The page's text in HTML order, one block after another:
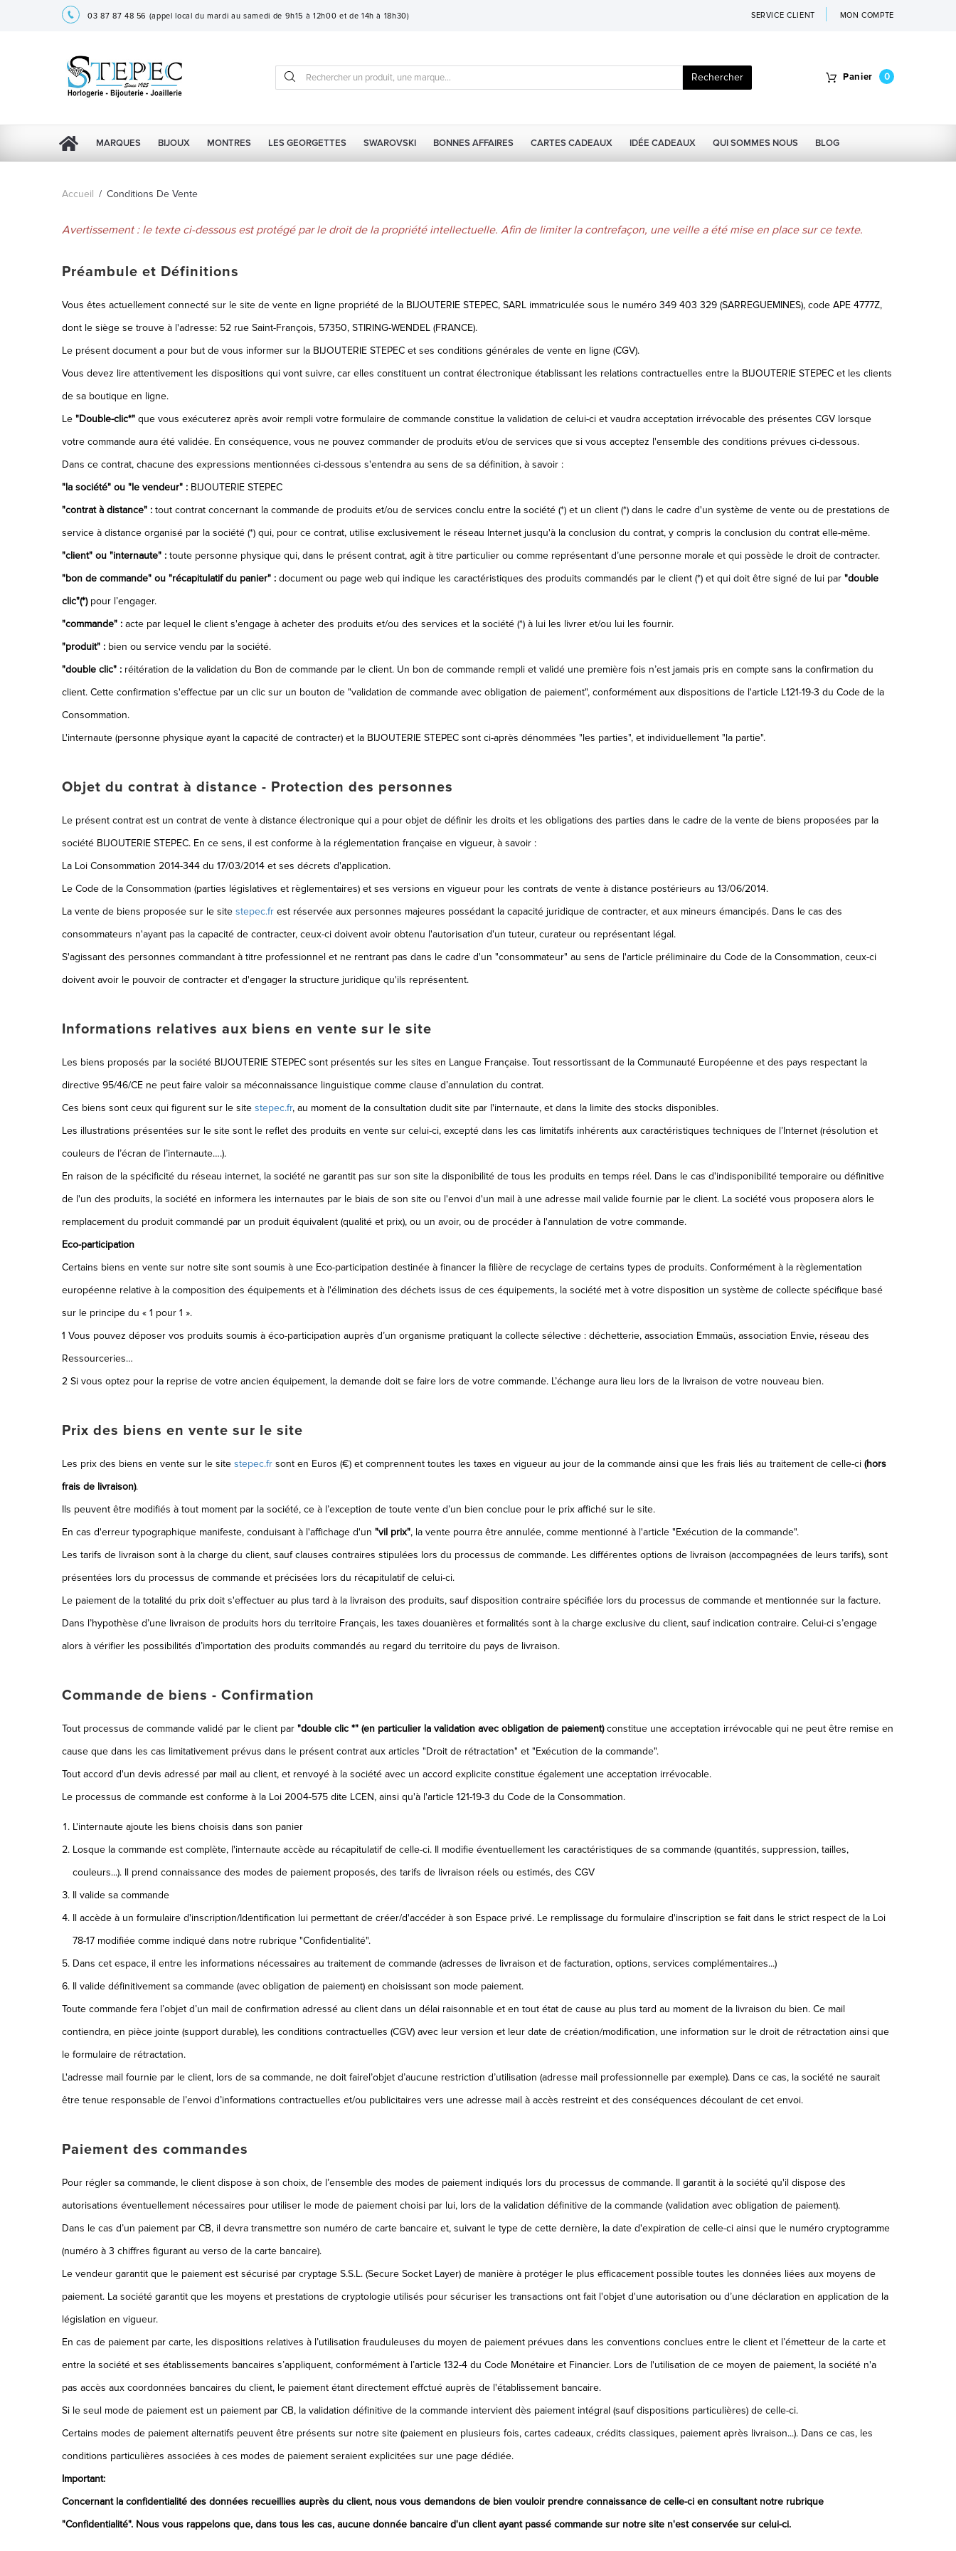
03 87 87 48 56 (appel local du mardi au samedi de 9h15 à 12h00 et de 14h à 18h30) SERVICE CLIENT MON COMPTE
Rechercher Panier 0
MARQUES BIJOUX MONTRES LES GEORGETTES SWAROVSKI BONNES AFFAIRES CARTES CADEAUX IDÉE CADEAUX QUI SOMMES NOUS BLOG
Accueil / Conditions De Vente
Avertissement : le texte ci-dessous est protégé par le droit de la propriété intellectuelle. Afin de limiter la contrefaçon, une veille a été mise en place sur ce texte.
Préambule et Définitions
Vous êtes actuellement connecté sur le site de vente en ligne propriété de la BIJOUTERIE STEPEC, SARL immatriculée sous le numéro 349 403 329 (SARREGUEMINES), code APE 4777Z,
dont le siège se trouve à l'adresse: 52 rue Saint-François, 57350, STIRING-WENDEL (FRANCE).
Le présent document a pour but de vous informer sur la BIJOUTERIE STEPEC et ses conditions générales de vente en ligne (CGV).
Vous devez lire attentivement les dispositions qui vont suivre, car elles constituent un contrat électronique établissant les relations contractuelles entre la BIJOUTERIE STEPEC et les clients
de sa boutique en ligne.
Le "Double-clic*" que vous exécuterez après avoir rempli votre formulaire de commande constitue la validation de celui-ci et vaudra acceptation irrévocable des présentes CGV lorsque
votre commande aura été validée. En conséquence, vous ne pouvez commander de produits et/ou de services que si vous acceptez l'ensemble des conditions prévues ci-dessous.
Dans ce contrat, chacune des expressions mentionnées ci-dessous s'entendra au sens de sa définition, à savoir :
"la société" ou "le vendeur" : BIJOUTERIE STEPEC
"contrat à distance" : tout contrat concernant la commande de produits et/ou de services conclu entre la société (*) et un client (*) dans le cadre d'un système de vente ou de prestations de
service à distance organisé par la société (*) qui, pour ce contrat, utilise exclusivement le réseau Internet jusqu'à la conclusion du contrat, y compris la conclusion du contrat elle-même.
"client" ou "internaute" : toute personne physique qui, dans le présent contrat, agit à titre particulier ou comme représentant d’une personne morale et qui possède le droit de contracter.
"bon de commande" ou "récapitulatif du panier" : document ou page web qui indique les caractéristiques des produits commandés par le client (*) et qui doit être signé de lui par "double
clic"(*)pour l’engager.
"commande" : acte par lequel le client s'engage à acheter des produits et/ou des services et la société (*) à lui les livrer et/ou lui les fournir.
"produit" : bien ou service vendu par la société.
"double clic" : réitération de la validation du Bon de commande par le client. Un bon de commande rempli et validé une première fois n’est jamais pris en compte sans la confirmation du
client. Cette confirmation s'effectue par un clic sur un bouton de "validation de commande avec obligation de paiement", conformément aux dispositions de l'article L121-19-3 du Code de la
Consommation.
L'internaute (personne physique ayant la capacité de contracter) et la BIJOUTERIE STEPEC sont ci-après dénommées "les parties", et individuellement "la partie".
Objet du contrat à distance - Protection des personnes
Le présent contrat est un contrat de vente à distance électronique qui a pour objet de définir les droits et les obligations des parties dans le cadre de la vente de biens proposées par la
société BIJOUTERIE STEPEC. En ce sens, il est conforme à la réglementation française en vigueur, à savoir :
La Loi Consommation 2014-344 du 17/03/2014 et ses décrets d'application.
Le Code de la Consommation (parties législatives et règlementaires) et ses versions en vigueur pour les contrats de vente à distance postérieurs au 13/06/2014.
La vente de biens proposée sur le site stepec.fr est réservée aux personnes majeures possédant la capacité juridique de contracter, et aux mineurs émancipés. Dans le cas des
consommateurs n'ayant pas la capacité de contracter, ceux-ci doivent avoir obtenu l'autorisation d'un tuteur, curateur ou représentant légal.
S'agissant des personnes commandant à titre professionnel et ne rentrant pas dans le cadre d'un "consommateur" au sens de l'article préliminaire du Code de la Consommation, ceux-ci
doivent avoir le pouvoir de contracter et d'engager la structure juridique qu'ils représentent.
Informations relatives aux biens en vente sur le site
Les biens proposés par la société BIJOUTERIE STEPEC sont présentés sur les sites en Langue Française. Tout ressortissant de la Communauté Européenne et des pays respectant la
directive 95/46/CE ne peut faire valoir sa méconnaissance linguistique comme clause d’annulation du contrat.
Ces biens sont ceux qui figurent sur le site stepec.fr, au moment de la consultation dudit site par l'internaute, et dans la limite des stocks disponibles.
Les illustrations présentées sur le site sont le reflet des produits en vente sur celui-ci, excepté dans les cas limitatifs inhérents aux caractéristiques techniques de l’Internet (résolution et
couleurs de l’écran de l’internaute….).
En raison de la spécificité du réseau internet, la société ne garantit pas sur son site la disponibilité de tous les produits en temps réel. Dans le cas d'indisponibilité temporaire ou définitive
de l'un des produits, la société en informera les internautes par le biais de son site ou l'envoi d'un mail à une adresse mail valide fournie par le client. La société vous proposera alors le
remplacement du produit commandé par un produit équivalent (qualité et prix), ou un avoir, ou de procéder à l'annulation de votre commande.
Eco-participation
Certains biens en vente sur notre site sont soumis à une Eco-participation destinée à financer la filière de recyclage de certains types de produits. Conformément à la règlementation
européenne relative à la composition des équipements et à l'élimination des déchets issus de ces équipements, la société met à votre disposition un système de collecte spécifique basé
sur le principe du « 1 pour 1 ».
1 Vous pouvez déposer vos produits soumis à éco-participation auprès d’un organisme pratiquant la collecte sélective : déchetterie, association Emmaüs, association Envie, réseau des
Ressourceries…
2 Si vous optez pour la reprise de votre ancien équipement, la demande doit se faire lors de votre commande. L’échange aura lieu lors de la livraison de votre nouveau bien.
Prix des biens en vente sur le site
Les prix des biens en vente sur le site stepec.fr sont en Euros (€) et comprennent toutes les taxes en vigueur au jour de la commande ainsi que les frais liés au traitement de celle-ci (hors
frais de livraison).
Ils peuvent être modifiés à tout moment par la société, ce à l’exception de toute vente d’un bien conclue pour le prix affiché sur le site.
En cas d'erreur typographique manifeste, conduisant à l'affichage d'un "vil prix", la vente pourra être annulée, comme mentionné à l'article "Exécution de la commande".
Les tarifs de livraison sont à la charge du client, sauf clauses contraires stipulées lors du processus de commande. Les différentes options de livraison (accompagnées de leurs tarifs), sont
présentées lors du processus de commande et précisées lors du récapitulatif de celui-ci.
Le paiement de la totalité du prix doit s'effectuer au plus tard à la livraison des produits, sauf disposition contraire spécifiée lors du processus de commande et mentionnée sur la facture.
Dans l’hypothèse d’une livraison de produits hors du territoire Français, les taxes douanières et formalités sont à la charge exclusive du client, sauf indication contraire. Celui-ci s’engage
alors à vérifier les possibilités d’importation des produits commandés au regard du territoire du pays de livraison.
Commande de biens - Confirmation
Tout processus de commande validé par le client par "double clic *" (en particulier la validation avec obligation de paiement)constitue une acceptation irrévocable qui ne peut être remise en
cause que dans les cas limitativement prévus dans le présent contrat aux articles "Droit de rétractation" et "Exécution de la commande".
Tout accord d'un devis adressé par mail au client, et renvoyé à la société avec un accord explicite constitue également une acceptation irrévocable.
Le processus de commande est conforme à la Loi 2004-575 dite LCEN, ainsi qu'à l'article 121-19-3 du Code de la Consommation.
L'internaute ajoute les biens choisis dans son panier
Losque la commande est complète, l'internaute accède au récapitulatif de celle-ci. Il modifie éventuellement les caractéristiques de sa commande (quantités, suppression, tailles,
couleurs...). Il prend connaissance des modes de paiement proposés, des tarifs de livraison réels ou estimés, des CGV
Il valide sa commande
Il accède à un formulaire d'inscription/Identification lui permettant de créer/d'accéder à son Espace privé. Le remplissage du formulaire d'inscription se fait dans le strict respect de la Loi
78-17 modifiée comme indiqué dans notre rubrique "Confidentialité".
Dans cet espace, il entre les informations nécessaires au traitement de commande (adresses de livraison et de facturation, options, services complémentaires...)
Il valide définitivement sa commande (avec obligation de paiement) en choisissant son mode paiement.
Toute commande fera l’objet d’un mail de confirmation adressé au client dans un délai raisonnable et en tout état de cause au plus tard au moment de la livraison du bien. Ce mail
contiendra, en pièce jointe (support durable), les conditions contractuelles (CGV) avec leur version et leur date de création/modification, une information sur le droit de rétractation ainsi que
le formulaire de rétractation.
L'adresse mail fournie par le client, lors de sa commande, ne doit fairel’objet d’aucune restriction d’utilisation (adresse mail professionnelle par exemple). Dans ce cas, la société ne saurait
être tenue responsable de l’envoi d’informations contractuelles et/ou publicitaires vers une adresse mail à accès restreint et des conséquences découlant de cet envoi.
Paiement des commandes
Pour régler sa commande, le client dispose à son choix, de l’ensemble des modes de paiement indiqués lors du processus de commande. Il garantit à la société qu'il dispose des
autorisations éventuellement nécessaires pour utiliser le mode de paiement choisi par lui, lors de la validation définitive de la commande (validation avec obligation de paiement).
Dans le cas d’un paiement par CB, il devra transmettre son numéro de carte bancaire et, suivant le type de cette dernière, la date d'expiration de celle-ci ainsi que le numéro cryptogramme
(numéro à 3 chiffres figurant au verso de la carte bancaire).
Le vendeur garantit que le paiement est sécurisé par cryptage S.S.L. (Secure Socket Layer) de manière à protéger le plus efficacement possible toutes les données liées aux moyens de
paiement. La société garantit que les moyens et prestations de cryptologie utilisés pour sécuriser les transactions ont fait l'objet d'une autorisation ou d’une déclaration en application de la
législation en vigueur.
En cas de paiement par carte, les dispositions relatives à l’utilisation frauduleuses du moyen de paiement prévues dans les conventions conclues entre le client et l’émetteur de la carte et
entre la société et ses établissements bancaires s’appliquent, conformément à l’article 132-4 du Code Monétaire et Financier. Lors de l'utilisation de ce moyen de paiement, la société n'a
pas accès aux coordonnées bancaires du client, le paiement étant directement effctué auprès de l'établissement bancaire.
Si le seul mode de paiement est un paiement par CB, la validation définitive de la commande intervient dès paiement intégral (sauf dispositions particulières) de celle-ci.
Certains modes de paiement alternatifs peuvent être présents sur notre site (paiement en plusieurs fois, cartes cadeaux, crédits classiques, paiement après livraison...). Dans ce cas, les
conditions particulières associées à ces modes de paiement seraient explicitées sur une page dédiée.
Important:
Concernant la confidentialité des données recueillies auprès du client, nous vous demandons de bien vouloir prendre connaissance de celle-ci en consultant notre rubrique
"Confidentialité". Nous vous rappelons que, dans tous les cas, aucune donnée bancaire d'un client ayant passé commande sur notre site n'est conservée sur celui-ci.